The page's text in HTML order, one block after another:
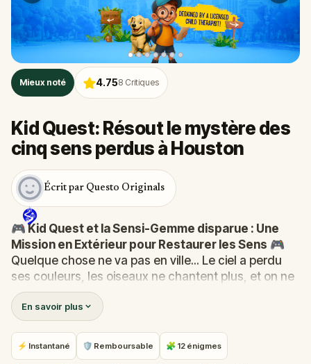
Mieux noté 4.758 Critiques
Kid Quest: Résout le mystère des
cinq sens perdus à Houston
Écrit par Questo Originals
🎮 Kid Quest et la Sensi-Gemme disparue : Une
Mission en Extérieur pour Restaurer les Sens 🎮
Quelque chose ne va pas en ville... Le ciel a perdu
ses couleurs, les oiseaux ne chantent plus, et on ne
sent plus les gâteaux de la pâtisserie. La Sensi-
Gemme, la source de la vue, de l'ouïe, du goût et du
toucher, a disparu !
Quand Robert reçoit un appel du Calin-Com, il se
transforme enKid Questet assemble sa fidèle
En savoir plus
⚡ Instantané 🛡 Remboursable 🧩 12 énigmes